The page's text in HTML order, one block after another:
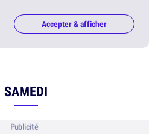
Accepter & afficher
SAMEDI
Publicité